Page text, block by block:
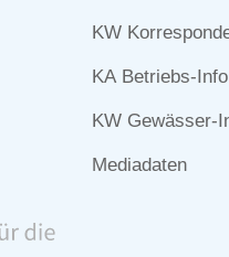
KW
KA Betriebs-Info
KW Gewässer-
Mediadaten